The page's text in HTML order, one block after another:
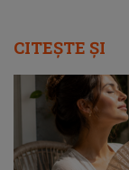
CITEȘTE ȘI